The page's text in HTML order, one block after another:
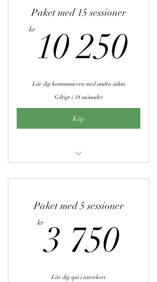
Paket med 15 sessioner
kr 10 250
Lär dig kommunicera med andra sidan
Giltigt i 18 månader
Köp
Paket med 5 sessioner
kr3 750
Lär dig spå i tarotkort